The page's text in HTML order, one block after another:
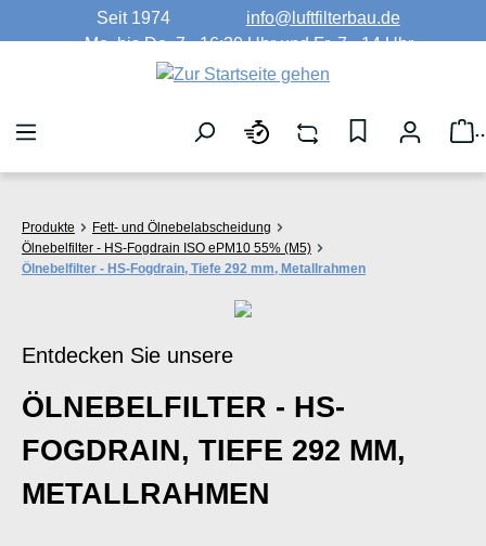
Zum Hauptinhalt springen
Seit 1974
info@luftfilterbau.de
Mo. bis Do. 7 - 16:30 Uhr und Fr. 7 - 14 Uhr
Produkte
Fett- und Ölnebelabscheidung
Ölnebelfilter - HS-Fogdrain ISO ePM10 55% (M5)
Ölnebelfilter - HS-Fogdrain, Tiefe 292 mm, Metallrahmen
Entdecken Sie unsere
ÖLNEBELFILTER - HS-
FOGDRAIN, TIEFE 292 MM,
METALLRAHMEN